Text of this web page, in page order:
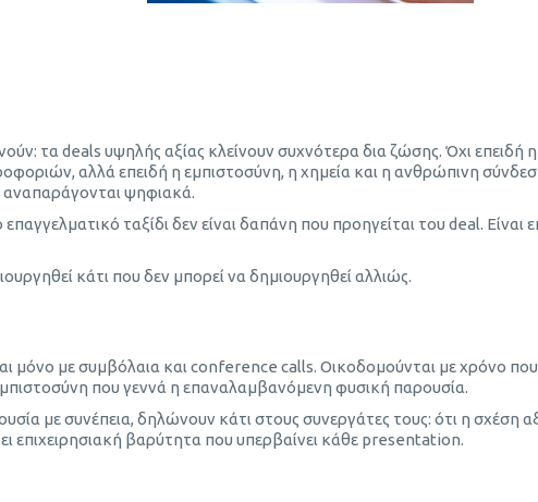
τα deals υψηλής αξίας κλείνουν συχνότερα δια ζώσης. Όχι επειδή η
αλλά επειδή η εμπιστοσύνη, η χημεία και η ανθρώπινη
αναπαράγονται ψηφιακά.
ταξίδι δεν είναι δαπάνη που προηγείται του deal. Είναι
κάτι που δεν μπορεί να δημιουργηθεί αλλιώς.
μόνο με συμβόλαια και conference calls. Οικοδομούνται με χρόνο που
εμπιστοσύνη που γεννά η επαναλαμβανόμενη φυσική παρουσία.
με συνέπεια, δηλώνουν κάτι στους συνεργάτες τους: ότι η σχέση
επιχειρησιακή βαρύτητα που υπερβαίνει κάθε presentation.